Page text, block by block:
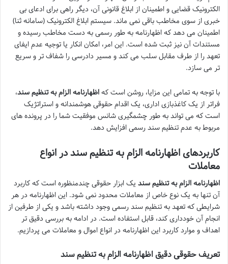
الکترونیک قضایی و اطمینان از ابلاغ قانونی آن، دیگر راهی برای ادعای بی
خبری از سوی مخاطب باقی نمی ماند. سیستم ابلاغ الکترونیک (سامانه ثنا)
اطمینان می دهد که اظهارنامه به طور رسمی به دست مخاطب رسیده و
مستندات آن نیز ثبت شده است. این امر، امکان انکار یا توجیه عدم ایفای
تعهد را از طرف مقابل سلب می کند و مسیر دادرسی را شفاف تر و سریع
تر می سازد.
با توجه به تمامی این مزایا، روشن است کهاظهارنامه الزام به تنظیم سند،
فراتر از یک کاغذبازی اداری، یک اقدام حقوقی هوشمندانه و استراتژیک
است که می تواند به طور چشمگیری شانس موفقیت شما را در پرونده های
مربوط به عدم تنظیم سند رسمی افزایش دهد.
کاربردهای اظهارنامه الزام به تنظیم سند در انواع
معاملات
اظهارنامه الزام به تنظیم سند یک ابزار حقوقی چندمنظوره است که کاربرد
آن تنها به یک نوع خاص از معاملات محدود نمی شود. این اظهارنامه در هر
شرایطی که تعهد به تنظیم سند رسمی وجود داشته باشد و یکی از طرفین از
انجام آن خودداری کند، قابل استفاده است. در ادامه به بررسی دقیق تر
اهداف و موارد کاربرد این اظهارنامه در انواع اموال و معاملات می پردازیم.
تعریف حقوقی دقیق اظهارنامه الزام به تنظیم سند